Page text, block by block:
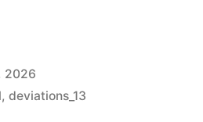
2026
, deviations_13